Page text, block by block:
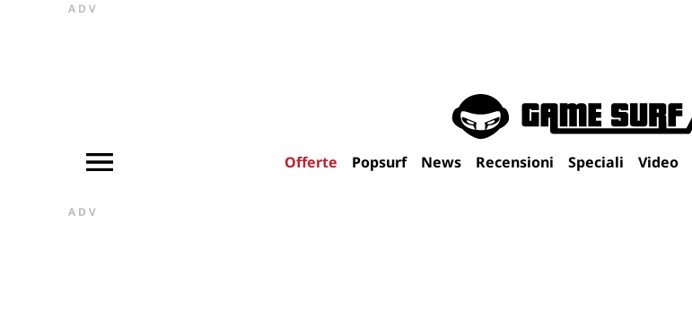
ADV
Offerte Popsurf News Recensioni Speciali Video
ADV